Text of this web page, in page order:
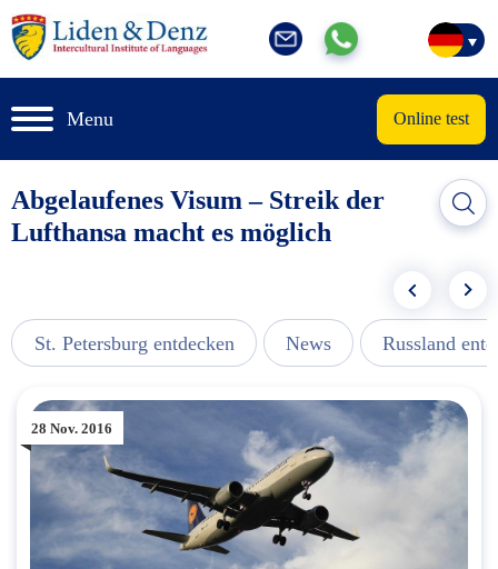
Menu Online test
Abgelaufenes Visum – Streik der
Lufthansa macht es möglich
St. Petersburg entdecken News Russland
28 Nov. 2016